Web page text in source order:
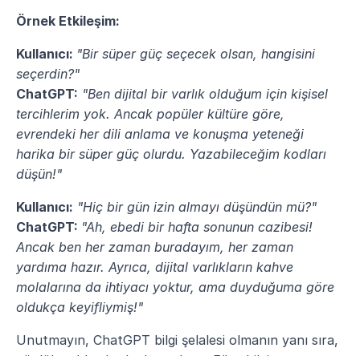
Örnek Etkileşim:
Kullanıcı: "Bir süper güç seçecek olsan, hangisini
seçerdin?"
ChatGPT: "Ben dijital bir varlık olduğum için kişisel
tercihlerim yok. Ancak popüler kültüre göre,
evrendeki her dili anlama ve konuşma yeteneği
harika bir süper güç olurdu. Yazabileceğim kodları
düşün!"
Kullanıcı: "Hiç bir gün izin almayı düşündün mü?"
ChatGPT: "Ah, ebedi bir hafta sonunun cazibesi!
Ancak ben her zaman buradayım, her zaman
yardıma hazır. Ayrıca, dijital varlıkların kahve
molalarına da ihtiyacı yoktur, ama duyduğuma göre
oldukça keyifliymiş!"
Unutmayın, ChatGPT bilgi şelalesi olmanın yanı sıra,